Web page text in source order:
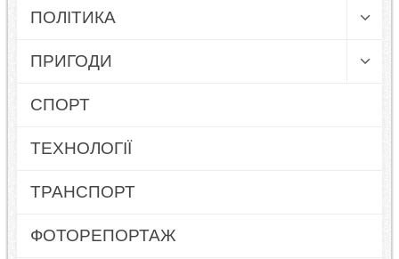
ПОЛІТИКА
ПРИГОДИ
СПОРТ
ТЕХНОЛОГІЇ
ТРАНСПОРТ
ФОТОРЕПОРТАЖ